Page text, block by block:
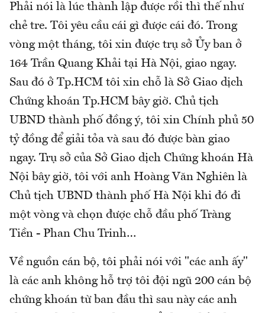
Phải nói là lúc thành lập được rồi thì thế như
chẻ tre. Tôi yêu cầu cái gì được cái đó. Trong
vòng một tháng, tôi xin được trụ sở Ủy ban ở
164 Trần Quang Khải tại Hà Nội, giao ngay.
Sau đó ở Tp.HCM tôi xin chỗ là Sở Giao dịch
Chứng khoán Tp.HCM bây giờ. Chủ tịch
UBND thành phố đồng ý, tôi xin Chính phủ 50
tỷ đồng để giải tỏa và sau đó được bàn giao
ngay. Trụ sở của Sở Giao dịch Chứng khoán Hà
Nội bây giờ, tôi với anh Hoàng Văn Nghiên là
Chủ tịch UBND thành phố Hà Nội khi đó đi
một vòng và chọn được chỗ đầu phố Tràng
Tiền - Phan Chu Trinh…
Về nguồn cán bộ, tôi phải nói với "các anh ấy"
là các anh không hỗ trợ tôi đội ngũ 200 cán bộ
chứng khoán từ ban đầu thì sau này các anh